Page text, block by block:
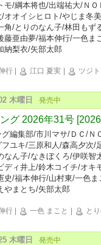
モ/綱本将也/出端祐大/Ｎ
オオイシヒロト/やじま冬
角/とりのなん子/林田も
藤亜由夢/福本伸行/一色ま
納梨衣/矢部太郎
行 江口 夏実
ツジ
木曜日 発売中
グ 2026年31号
グ編集部/市川マサ/ＤＣ/Ｎ
フユキ/三原和人/森高夕次/
なん子/なきぼくろ/伊咲智
ディ井上/鈴木コイチ/オキ
史/福本伸行/山村東/一色
やまとち/矢部太郎
行 一色 まこと
と
木曜日 発売中